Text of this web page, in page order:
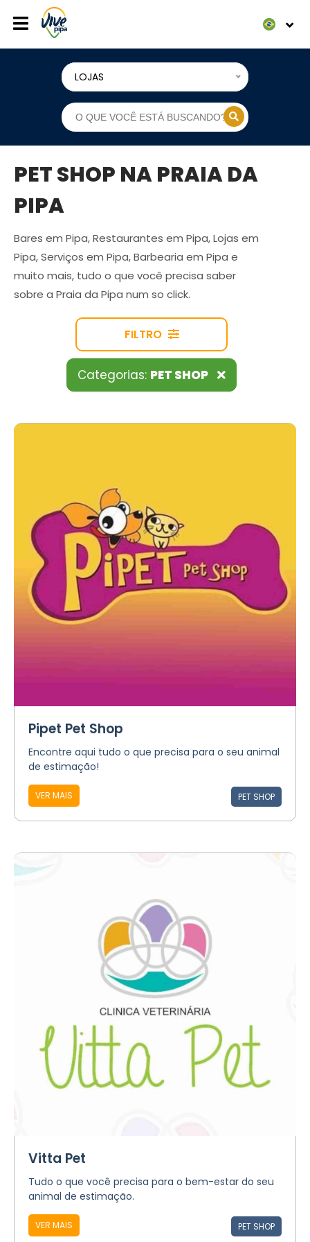
LOJAS
PET SHOP NA PRAIA DA
PIPA
Bares em Pipa, Restaurantes em Pipa, Lojas em
Pipa, Serviços em Pipa, Barbearia em Pipa e
muito mais, tudo o que você precisa saber
sobre a Praia da Pipa num so click.
FILTRO
Categorias: PET SHOP
Pipet Pet Shop
Encontre aqui tudo o que precisa para o seu animal
de estimação!
VER MAIS PET SHOP
Vitta Pet
Tudo o que você precisa para o bem-estar do seu
animal de estimação.
VER MAIS PET SHOP